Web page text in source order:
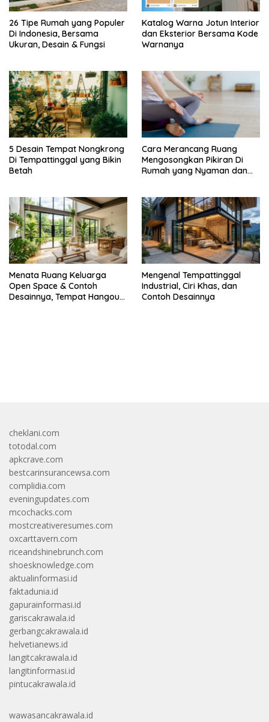
26 Tipe Rumah yang Populer
Di Indonesia, Bersama
Ukuran, Desain & Fungsi
Katalog Warna Jotun Interior
dan Eksterior Bersama Kode
Warnanya
5 Desain Tempat Nongkrong
Di Tempattinggal yang Bikin
Betah
Cara Merancang Ruang
Mengosongkan Pikiran Di
Rumah yang Nyaman dan
Menata Ruang Keluarga
Open Space & Contoh
Desainnya, Tempat Hangout
Mengenal Tempattinggal
Industrial, Ciri Khas, dan
Contoh Desainnya
cheklani.com
totodal.com
apkcrave.com
bestcarinsurancewsa.com
complidia.com
eveningupdates.com
mcochacks.com
mostcreativeresumes.com
oxcarttavern.com
riceandshinebrunch.com
shoesknowledge.com
aktualinformasi.id
faktadunia.id
gapurainformasi.id
gariscakrawala.id
gerbangcakrawala.id
helvetianews.id
langitcakrawala.id
langitinformasi.id
pintucakrawala.id
wawasancakrawala.id